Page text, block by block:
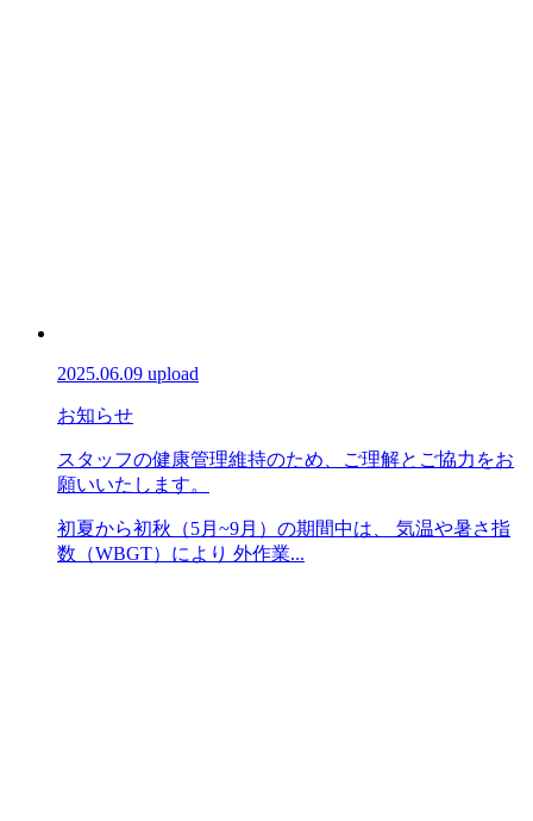
2025.06.09 upload
お知らせ
スタッフの健康管理維持のため、ご理解とご協力をお
願いいたします。
初夏から初秋（5月~9月）の期間中は、 気温や暑さ指
数（WBGT）により 外作業...